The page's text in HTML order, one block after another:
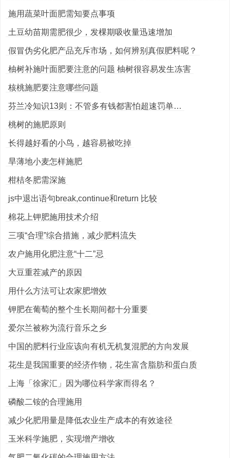
施用蔬菜叶面肥需知要点事项
土豆幼苗期需肥很少，发棵期吸收量迅速增加
假冒伪劣化肥产品充斥市场，如何辨别真假肥料呢？
柚树补施叶面肥要注意的问题 柚树很容易发生冻害
核桃施肥要注意哪些问题
芬兰冷知识13则：不管多有钱都害怕超速罚单…
桃树的施肥原则
长得越好看的小鸟，越容易被吃掉
旱薄地小麦怎样施肥
柑桔冬肥需深施
js中退出语句break,continue和return 比较
棉花上钾肥施用技术介绍
三项“合理”综合措施，减少肥料流失
农户施用化肥注意“十二”忌
大豆重茬减产的原因
用什么方法可让农家肥增效
钾肥在葡萄的整个生长期间都十分重要
爱尔兰被称为流行音乐之乡
中国的肥料行业应该向有机无机复混肥的方向发展
花生是我国重要的经济作物，花生富含脂肪和蛋白质
上海「徐家汇」因为哪位科学家而得名？
磷酸二铵的合理施用
减少化肥用量是降低农业生产成本的有效途径
玉米科学施肥，实现增产增收